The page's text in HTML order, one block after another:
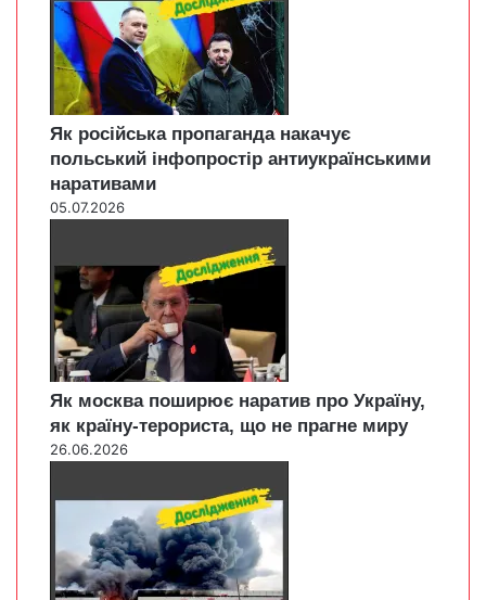
Як російська пропаганда накачує
польський інфопростір антиукраїнськими
наративами
05.07.2026
Як москва поширює наратив про Україну,
як країну-терориста, що не прагне миру
26.06.2026